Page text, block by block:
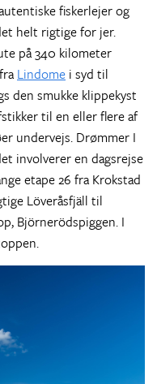
fiskerlejer og
helt rigtige for jer.
på 340 kilometer
Lindome i syd til
den smukke klippekyst
til en eller flere af
undervejs. Drømmer I
involverer en dagsrejse
etape 26 fra Krokstad
Löveråsfjäll til
Björnerödspiggen. I